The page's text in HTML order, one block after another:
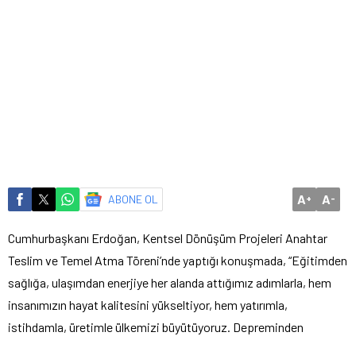
ABONE OL A+ A-
Cumhurbaşkanı Erdoğan, Kentsel Dönüşüm Projeleri Anahtar
Teslim ve Temel Atma Töreni’nde yaptığı konuşmada, “Eğitimden
sağlığa, ulaşımdan enerjiye her alanda attığımız adımlarla, hem
insanımızın hayat kalitesini yükseltiyor, hem yatırımla,
istihdamla, üretimle ülkemizi büyütüyoruz. Depreminden